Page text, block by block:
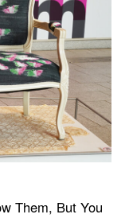
Them, But You